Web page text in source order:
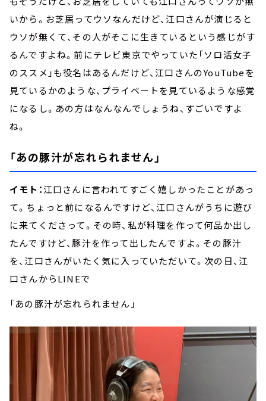
いから。お芝居ってウソなんだけど、江口さんが演じると
ウソが無くて、その人がそこに生きているという感じがす
るんですよね。前にテレビ東京でやっていた「ソロ活女子
のススメ」も役名はあるんだけど、江口さんのYouTubeを
見ているかのような、プライベートを見ているような感覚
になるし。あの方はなんなんでしょうね、すごいですよ
ね。
「あの豚汁が忘れられません」
イモト：江口さんに言われてすごく嬉しかったことがあっ
て。ちょっと前になるんですけど、江口さんがうちに遊び
に来てくださって。その時、私が料理を作って何品か出し
たんですけど、豚汁を作って出したんですよ。その豚汁
を、江口さんがいたく気に入っていただいて。次の日、江
口さんからLINEで
「あの豚汁が忘れられません」